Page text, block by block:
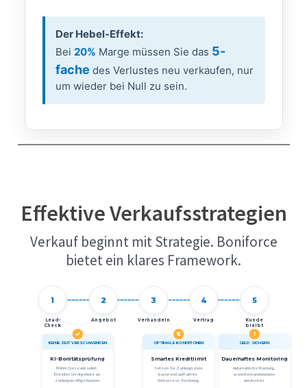
Der Hebel-Effekt:
Bei 20% Marge müssen Sie das 5-
fache des Verlustes neu verkaufen, nur
um wieder bei Null zu sein.
Effektive Verkaufsstrategien
Verkauf beginnt mit Strategie. Boniforce
bietet ein klares Framework.
1
Lead-
Check
2
Angebot
3
Verhandeln
4
Vertrag
5
Kunde
bleibt
KEINE ZEIT VERSCHWENDEN
KI-Bonitätsprüfung
Prüfen Sie Leads sofort.
Erstellen Sie Angebote an
zahlungskräftige Kunden.
OPTIMALE KONDITIONEN
Smartes Kreditlimit
Setzen Sie Zahlungsziele
basierend auf Fakten.
Vorkasse vs. Rechnung.
€
GELD SICHERN
Dauerhaftes Monitoring
Automatische Warnung,
wenn Bestandskunden
abrutschen.
!